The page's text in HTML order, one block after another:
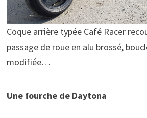
Coque arrière typée Café Racer
passage de roue en alu brossé,
modifiée…
Une fourche de Daytona